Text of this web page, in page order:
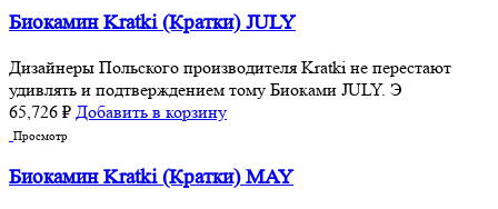
Биокамин Kratki (Кратки) JULY
Дизайнеры Польского производителя Kratki не перестают
удивлять и подтверждением тому Биоками JULY. Э
65,726 ₽ Добавить в корзину
Просмотр
Биокамин Kratki (Кратки) MAY